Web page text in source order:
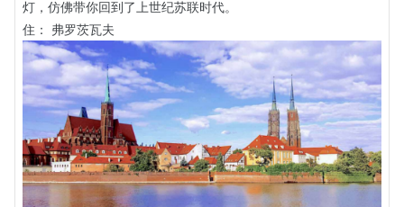
灯，仿佛带你回到了上世纪苏联时代。
住： 弗罗茨瓦夫